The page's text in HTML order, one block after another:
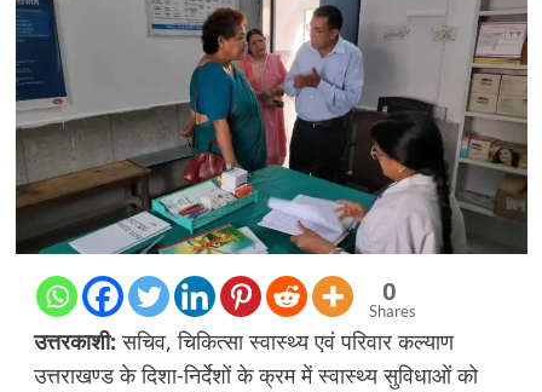
0
Shares
उत्तरकाशी: सचिव, चिकित्सा स्वास्थ्य एवं परिवार कल्याण
उत्तराखण्ड के दिशा-निर्देशों के क्रम में स्वास्थ्य सुविधाओं को